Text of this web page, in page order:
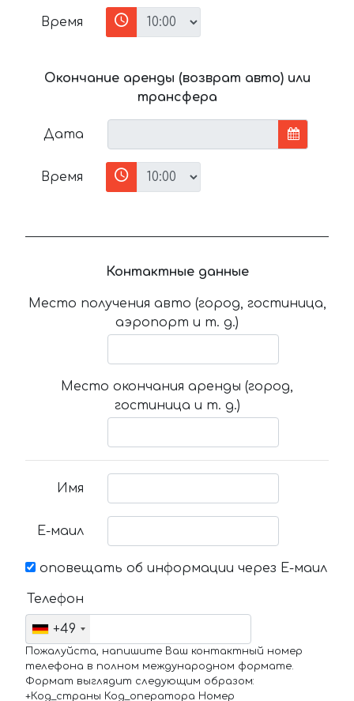
Время
Окончание аренды (возврат авто) или
трансфера
Дата
Время
Контактные данные
Место получения авто (город, гостиница,
аэропорт и т. д.)
Место окончания аренды (город,
гостиница и т. д.)
Имя
Е-маил
оповещать об информации через Е-маил
Телефон
+49
Пожалуйста, напишите Ваш контактный номер
телефона в полном международном формате.
Формат выглядит следующим образом:
+Код_страны Код_оператора Номер